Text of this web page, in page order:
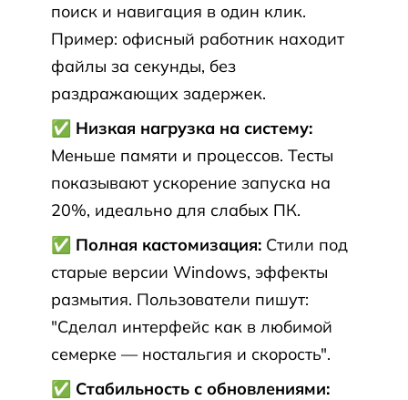
поиск и навигация в один клик.
Пример: офисный работник находит
файлы за секунды, без
раздражающих задержек.
✅ Низкая нагрузка на систему:
Меньше памяти и процессов. Тесты
показывают ускорение запуска на
20%, идеально для слабых ПК.
✅ Полная кастомизация: Стили под
старые версии Windows, эффекты
размытия. Пользователи пишут:
"Сделал интерфейс как в любимой
семерке — ностальгия и скорость".
✅ Стабильность с обновлениями: